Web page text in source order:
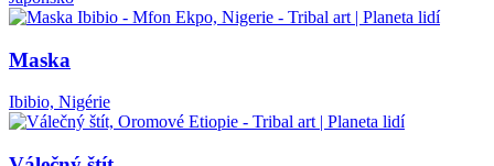
Maska
Ibibio, Nigérie